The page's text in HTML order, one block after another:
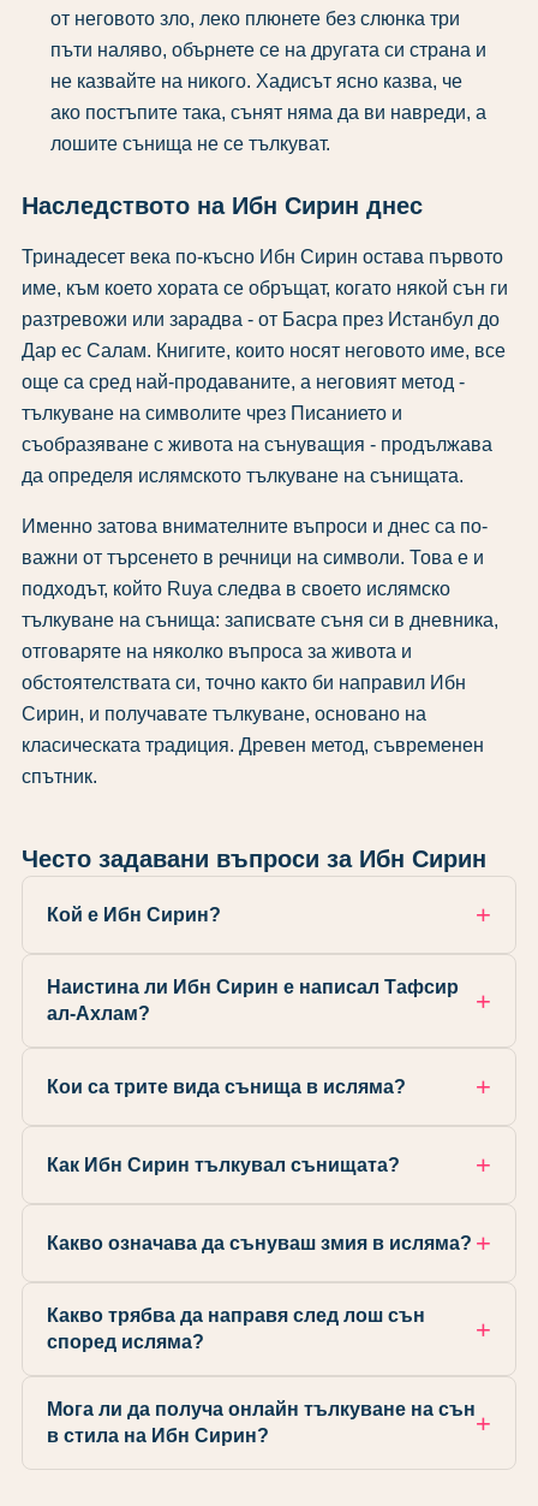
от неговото зло, леко плюнете без слюнка три
пъти наляво, обърнете се на другата си страна и
не казвайте на никого. Хадисът ясно казва, че
ако постъпите така, сънят няма да ви навреди, а
лошите сънища не се тълкуват.
Наследството на Ибн Сирин днес
Тринадесет века по-късно Ибн Сирин остава първото
име, към което хората се обръщат, когато някой сън ги
разтревожи или зарадва - от Басра през Истанбул до
Дар ес Салам. Книгите, които носят неговото име, все
още са сред най-продаваните, а неговият метод -
тълкуване на символите чрез Писанието и
съобразяване с живота на сънуващия - продължава
да определя ислямското тълкуване на сънищата.
Именно затова внимателните въпроси и днес са по-
важни от търсенето в речници на символи. Това е и
подходът, който Ruya следва в своето ислямско
тълкуване на сънища: записвате съня си в дневника,
отговаряте на няколко въпроса за живота и
обстоятелствата си, точно както би направил Ибн
Сирин, и получавате тълкуване, основано на
класическата традиция. Древен метод, съвременен
спътник.
Често задавани въпроси за Ибн Сирин
Кой е Ибн Сирин?
Наистина ли Ибн Сирин е написал Тафсир
ал-Ахлам?
Кои са трите вида сънища в исляма?
Как Ибн Сирин тълкувал сънищата?
Какво означава да сънуваш змия в исляма?
Какво трябва да направя след лош сън
според исляма?
Мога ли да получа онлайн тълкуване на сън
в стила на Ибн Сирин?